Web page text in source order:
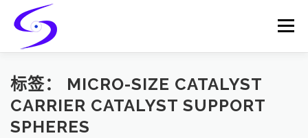
content
Menu
HOME PRODUCTS CATALYST-CARRIER
CATALYST-SUPPORT
标签： MICRO-SIZE CATALYST
CARRIER CATALYST SUPPORT
SPHERES